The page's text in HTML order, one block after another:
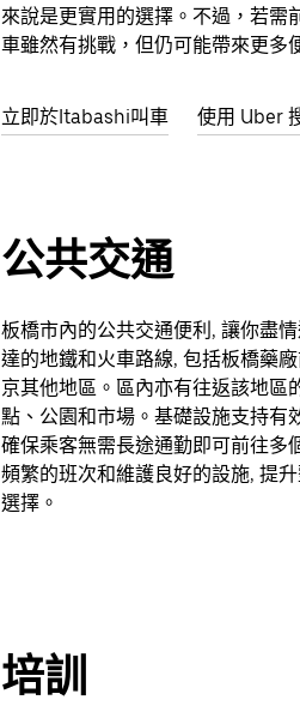
來說是更實用的選擇。不過，若需
車雖然有挑戰，但仍可能帶來更多
立即於Itabashi叫車 使用 Uber
公共交通
板橋市內的公共交通便利, 讓你盡
達的地鐵和火車路線, 包括板橋藥
京其他地區。區內亦有往返該地區
點、公園和市場。基礎設施支持有
確保乘客無需長途通勤即可前往多
頻繁的班次和維護良好的設施, 提
選擇。
培訓